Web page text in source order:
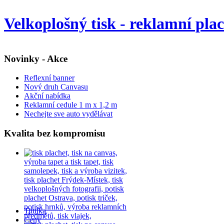
Velkoplošný tisk - reklamní
Novinky - Akce
Reflexní banner
Nový druh Canvasu
Akční nabídka
Reklamní cedule 1 m x 1,2 m
Nechejte sve auto vydělávat
Kvalita bez kompromisu
Titulka
Ceny